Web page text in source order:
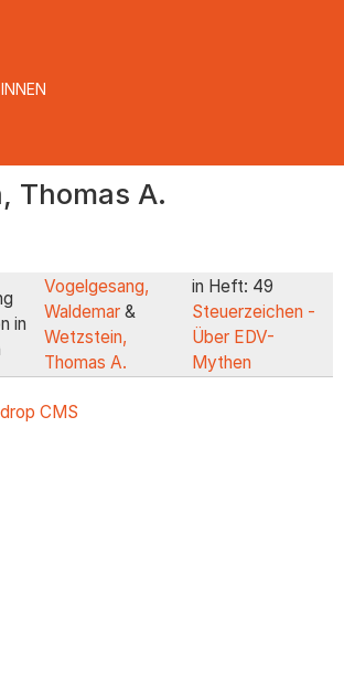
Thomas A.
in
Vogelgesang,
Waldemar&
Wetzstein,
Thomas A.
in Heft: 49
Steuerzeichen -
Über EDV-
Mythen
CMS